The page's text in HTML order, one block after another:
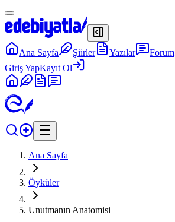
Ana Sayfa Şiirler Yazılar Forum
Giriş YapKayıt Ol
Ana Sayfa
Öyküler
Unutmanın Anatomisi